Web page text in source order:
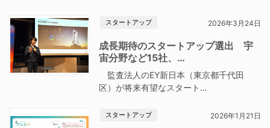
スタートアップ 2026年3月24日
成長期待のスタートアップ選出 宇
宙分野など15社、…
監査法人のEY新日本（東京都千代田
区）が将来有望なスタート…
スタートアップ 2026年1月21日